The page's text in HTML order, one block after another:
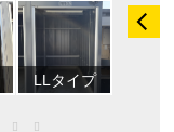
LLタイプ